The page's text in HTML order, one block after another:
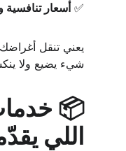
✅ أسعار تنافسية
يعني تنقل
شيء يضيع ولا
📦
اللي